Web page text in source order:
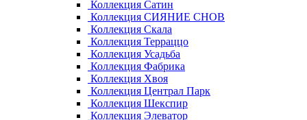
Коллекция Сатин
Коллекция СИЯНИЕ СНОВ
Коллекция Скала
Коллекция Терраццо
Коллекция Усадьба
Коллекция Фабрика
Коллекция Хвоя
Коллекция Централ Парк
Коллекция Шекспир
Коллекция Элеватор